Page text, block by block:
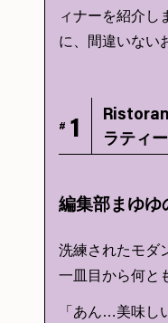
ィナーを紹介し
に、間違いない
# 1
ラティー
編集部まゆ
洗練されたモダ
一皿目から何と
「あん…美味し